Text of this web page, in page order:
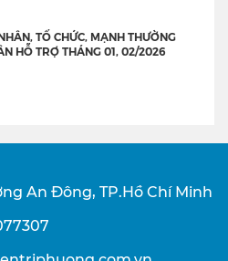
TỔ CHỨC, MẠNH THƯỜNG
HỖ TRỢ THÁNG 01, 02/2026
An Đông, TP.Hồ Chí Minh